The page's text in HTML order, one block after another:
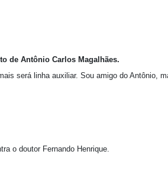
de Antônio Carlos Magalhães.
será linha auxiliar. Sou amigo do Antônio,
o doutor Fernando Henrique.